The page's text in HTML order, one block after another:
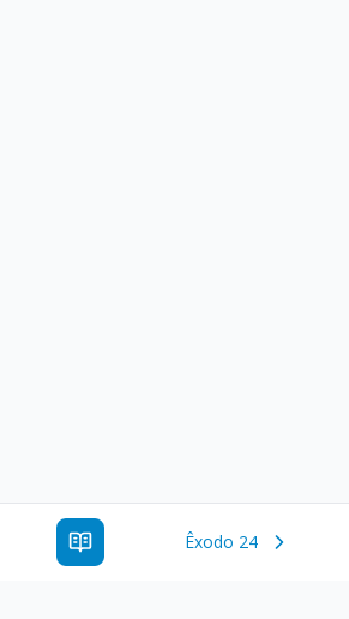
Êxodo 24